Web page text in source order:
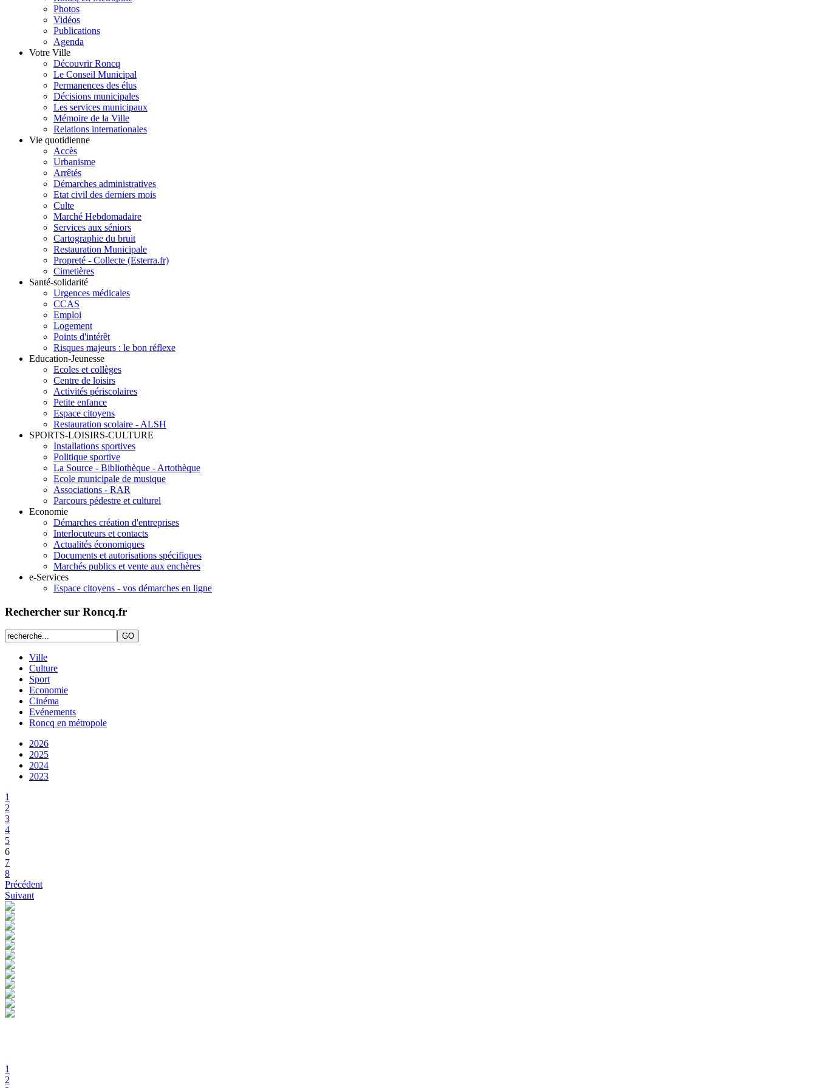
Photos
Vidéos
Publications
Agenda
Votre Ville
Découvrir Roncq
Le Conseil Municipal
Permanences des élus
Décisions municipales
Les services municipaux
Mémoire de la Ville
Relations internationales
Vie quotidienne
Accès
Urbanisme
Arrêtés
Démarches administratives
Etat civil des derniers mois
Culte
Marché Hebdomadaire
Services aux séniors
Cartographie du bruit
Restauration Municipale
Propreté - Collecte (Esterra.fr)
Cimetières
Santé-solidarité
Urgences médicales
CCAS
Emploi
Logement
Points d'intérêt
Risques majeurs : le bon réflexe
Education-Jeunesse
Ecoles et collèges
Centre de loisirs
Activités périscolaires
Petite enfance
Espace citoyens
Restauration scolaire - ALSH
SPORTS-LOISIRS-CULTURE
Installations sportives
Politique sportive
La Source - Bibliothèque - Artothèque
Ecole municipale de musique
Associations - RAR
Parcours pédestre et culturel
Economie
Démarches création d'entreprises
Interlocuteurs et contacts
Actualités économiques
Documents et autorisations spécifiques
Marchés publics et vente aux enchères
e-Services
Espace citoyens - vos démarches en ligne
Rechercher sur Roncq.fr
Ville
Culture
Sport
Economie
Cinéma
Evénements
Roncq en métropole
2026
2025
2024
2023
1
2
3
4
5
6
7
8
Précédent
Suivant
1
2